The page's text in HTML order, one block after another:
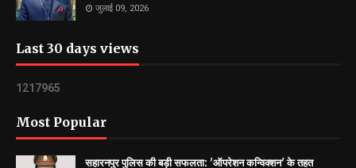
जुलाई 09, 2026
Last 30 days views
1 21 7965
Most Popular
सहारनपुर पुलिस की बड़ी सफलता: 'ऑपरेशन कन्विक्शन' के तहत